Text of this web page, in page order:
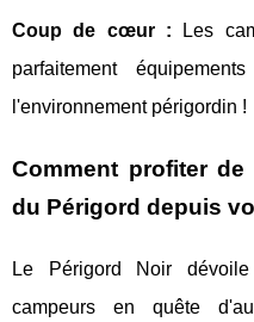
Coup de cœur : Les
parfaitement
l'environnement périgordin !
Comment profiter
du Périgord depuis
Le Périgord Noir
campeurs en quête